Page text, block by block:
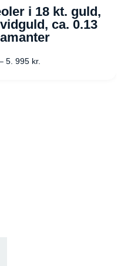
i 18 kt. guld,
ca. 0.13
5. 995 kr.